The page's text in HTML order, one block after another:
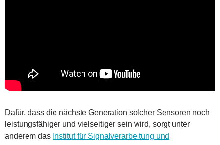
Dafür, dass die nächste Generation solcher Sensoren noch
leistungsfähiger und vielseitiger sein wird, sorgt unter
anderem das Institut für Signalverarbeitung und